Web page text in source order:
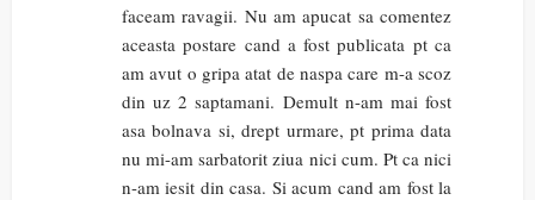
faceam ravagii. Nu am apucat sa comentez
aceasta postare cand a fost publicata pt ca
am avut o gripa atat de naspa care m-a scoz
din uz 2 saptamani. Demult n-am mai fost
asa bolnava si, drept urmare, pt prima data
nu mi-am sarbatorit ziua nici cum. Pt ca nici
n-am iesit din casa. Si acum cand am fost la